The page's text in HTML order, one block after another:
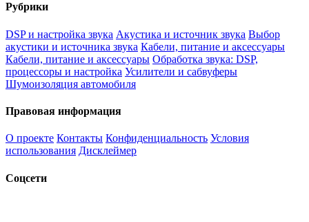
Рубрики
DSP и настройка звука Акустика и источник звука Выбор
акустики и источника звука Кабели, питание и аксессуары
Кабели, питание и аксессуары Обработка звука: DSP,
процессоры и настройка Усилители и сабвуферы
Шумоизоляция автомобиля
Правовая информация
О проекте Контакты Конфиденциальность Условия
использования Дисклеймер
Соцсети